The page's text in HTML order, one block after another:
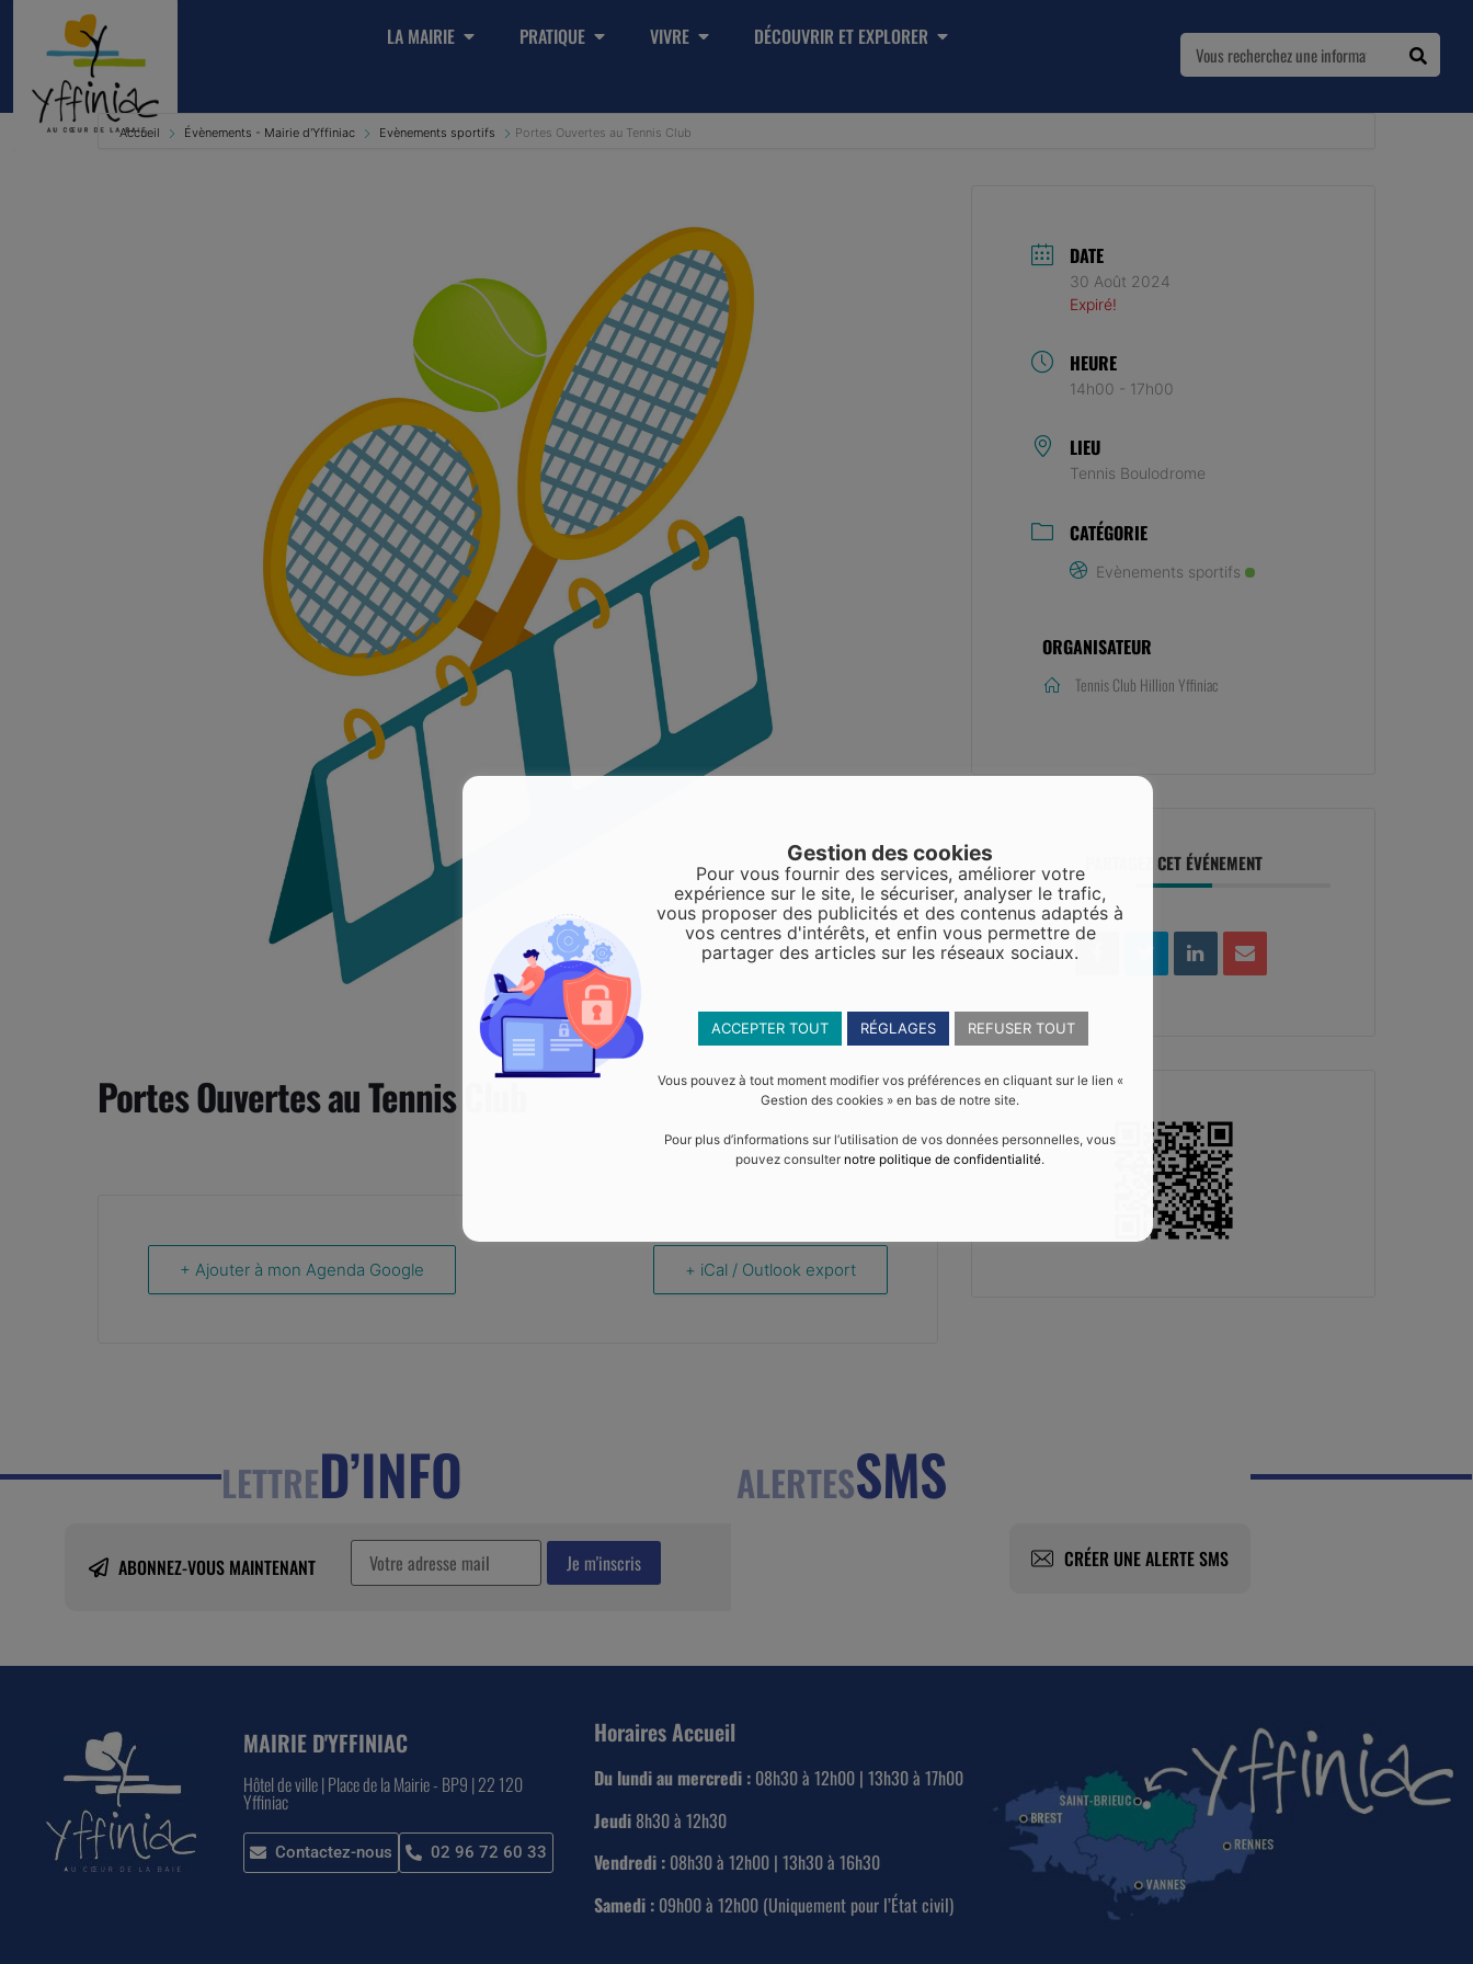
LA MAIRIE PRATIQUE VIVRE DÉCOUVRIR ET EXPLORER
Accueil Évènements - Mairie d'Yffiniac Evènements sportifs Portes Ouvertes au Tennis Club
Portes Ouvertes au Tennis Club
+ Ajouter à mon Agenda Google + iCal / Outlook export
DATE
30 Août 2024
Expiré!
HEURE
14h00 - 17h00
LIEU
Tennis Boulodrome
CATÉGORIE
Evènements sportifs
ORGANISATEUR
Tennis Club Hillion Yffiniac
PARTAGEZ CET ÉVÉNEMENT
LETTRED’INFO
ABONNEZ-VOUS MAINTENANT
ALERTESSMS
CRÉER UNE ALERTE SMS
MAIRIE D'YFFINIAC
Hôtel de ville | Place de la Mairie - BP9 | 22 120
Yffiniac
Contactez-nous 02 96 72 60 33
Horaires Accueil
Du lundi au mercredi :08h30 à 12h00 | 13h30 à 17h00
Jeudi8h30 à 12h30
Vendredi :08h30 à 12h00 | 13h30 à 16h30
Samedi :09h00 à 12h00 (Uniquement pour l’État civil)
Gestion des cookies
Pour vous fournir des services, améliorer votre
expérience sur le site, le sécuriser, analyser le trafic,
vous proposer des publicités et des contenus adaptés à
vos centres d'intérêts, et enfin vous permettre de
partager des articles sur les réseaux sociaux.
ACCEPTER TOUT RÉGLAGES REFUSER TOUT
Vous pouvez à tout moment modifier vos préférences en cliquant sur le lien «
Gestion des cookies » en bas de notre site.
Pour plus d’informations sur l’utilisation de vos données personnelles, vous
pouvez consulter notre politique de confidentialité.